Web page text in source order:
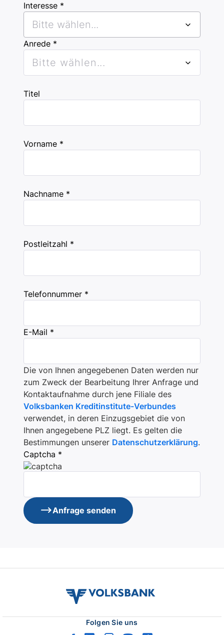
Interesse *
Bitte wählen...
Anrede *
Bitte wählen...
Titel
Vorname *
Nachname *
Postleitzahl *
Telefonnummer *
E-Mail *
Die von Ihnen angegebenen Daten werden nur
zum Zweck der Bearbeitung Ihrer Anfrage und
Kontaktaufnahme durch jene Filiale des
Volksbanken Kreditinstitute-Verbundes
verwendet, in deren Einzugsgebiet die von
Ihnen angegebene PLZ liegt. Es gelten die
Bestimmungen unserer Datenschutzerklärung.
Captcha *
Anfrage senden
volksbank
Folgen Sie uns